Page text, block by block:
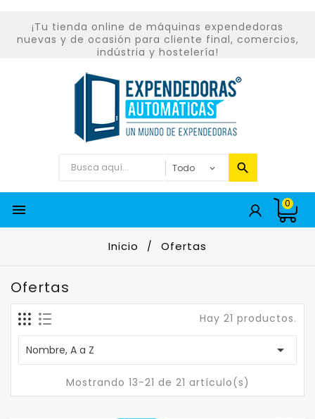
¡Tu tienda online de máquinas expendedoras
nuevas y de ocasión para cliente final, comercios,
indústria y hostelería!
 0
Inicio Ofertas
Ofertas
Hay 21 productos.
Nombre, A a Z 
Mostrando 13-21 de 21 artículo(s)